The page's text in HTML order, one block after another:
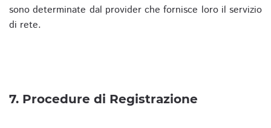
sono determinate dal provider che fornisce loro il servizio
di rete.
7. Procedure di Registrazione